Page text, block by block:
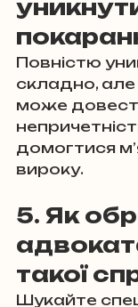
Повністю
складно,
може
домогтися
вироку.
5. Як
такої
Шукайте